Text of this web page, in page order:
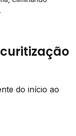
do início ao